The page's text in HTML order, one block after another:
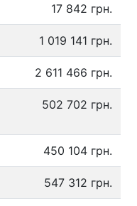
17 842 грн.
1 019 141 грн.
2 611 466 грн.
502 702 грн.
450 104 грн.
547 312 грн.